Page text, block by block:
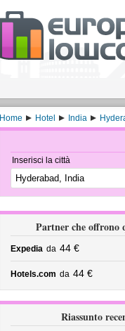
Home Hotel India
Inserisci la città
Partner che offrono
Expedia da 44 €
Hotels.com da 44 €
Riassunto